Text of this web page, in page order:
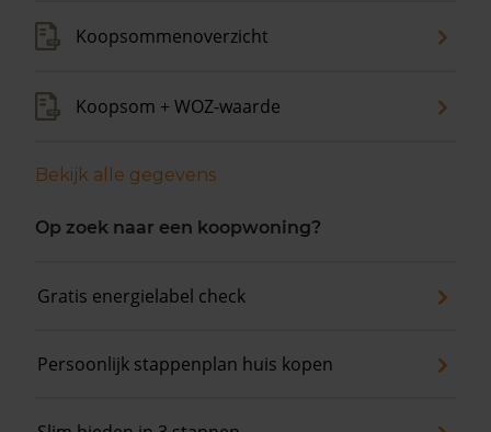
Koopsommenoverzicht
Koopsom + WOZ-waarde
Bekijk alle gegevens
Op zoek naar een koopwoning?
Gratis energielabel check
Persoonlijk stappenplan huis kopen